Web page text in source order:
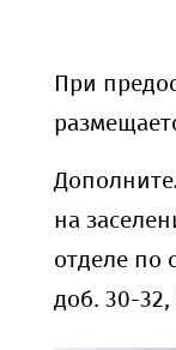
При
на
отделе по
доб. 30-32,